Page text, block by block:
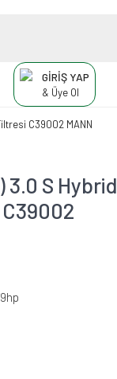
GİRİŞ YAP
& Üye Ol
C39002 MANN
3.0 S Hybrid